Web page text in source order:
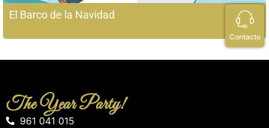
El Barco de la Navidad
The Year Party!
961 041 015
Contacto